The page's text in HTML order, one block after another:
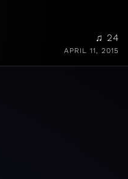
♫ 24
APRIL 11, 2015